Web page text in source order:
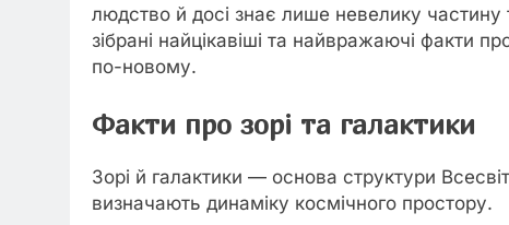
людство й досі знає лише невелику
зібрані найцікавіші та найвражаючі факти
по-новому.
Факти про зорі та галактики
Зорі й галактики — основа структури
визначають динаміку космічного простору.